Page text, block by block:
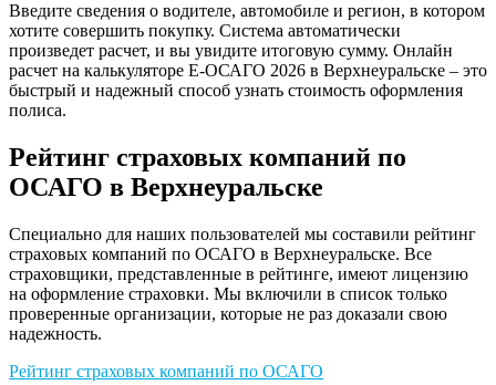
Введите сведения о водителе, автомобиле и регион, в котором
хотите совершить покупку. Система автоматически
произведет расчет, и вы увидите итоговую сумму. Онлайн
расчет на калькуляторе Е-ОСАГО 2026 в Верхнеуральске – это
быстрый и надежный способ узнать стоимость оформления
полиса.
Рейтинг страховых компаний по
ОСАГО в Верхнеуральске
Специально для наших пользователей мы составили рейтинг
страховых компаний по ОСАГО в Верхнеуральске. Все
страховщики, представленные в рейтинге, имеют лицензию
на оформление страховки. Мы включили в список только
проверенные организации, которые не раз доказали свою
надежность.
Рейтинг страховых компаний по ОСАГО